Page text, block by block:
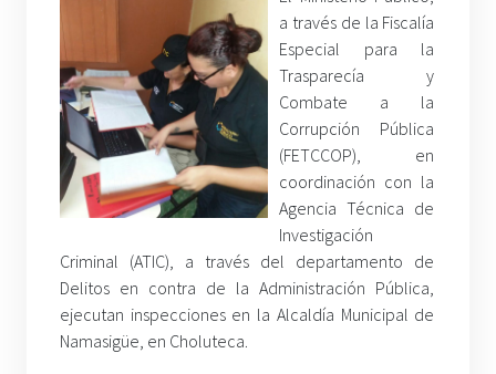
a través de la Fiscalía
Especial para la
Trasparecía y
Combate a la
Corrupción Pública
(FETCCOP), en
coordinación con la
Agencia Técnica de
Investigación
Criminal (ATIC), a través del departamento de
Delitos en contra de la Administración Pública,
ejecutan inspecciones en la Alcaldía Municipal de
Namasigüe, en Choluteca.